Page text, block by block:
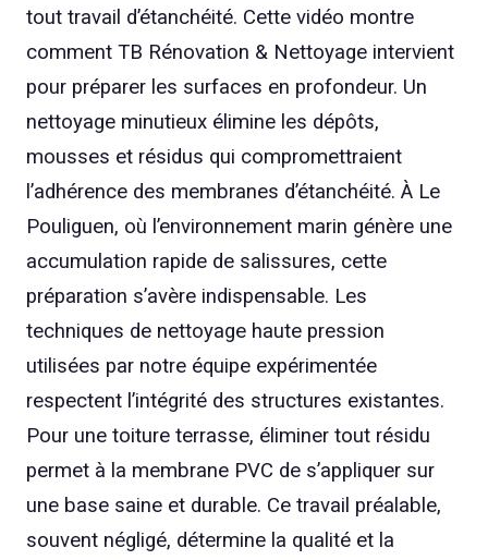
tout travail d’étanchéité. Cette vidéo montre
comment TB Rénovation & Nettoyage intervient
pour préparer les surfaces en profondeur. Un
nettoyage minutieux élimine les dépôts,
mousses et résidus qui compromettraient
l’adhérence des membranes d’étanchéité. À Le
Pouliguen, où l’environnement marin génère une
accumulation rapide de salissures, cette
préparation s’avère indispensable. Les
techniques de nettoyage haute pression
utilisées par notre équipe expérimentée
respectent l’intégrité des structures existantes.
Pour une toiture terrasse, éliminer tout résidu
permet à la membrane PVC de s’appliquer sur
une base saine et durable. Ce travail préalable,
souvent négligé, détermine la qualité et la